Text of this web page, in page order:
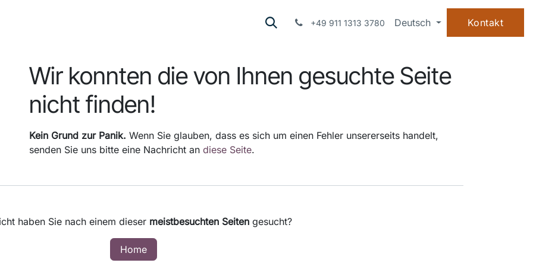
WISSEN ÜBER UNS
+49 911 1313 3780 Deutsch Kontakt
Fehler 404
Wir konnten die von Ihnen gesuchte Seite
nicht finden!
Kein Grund zur Panik. Wenn Sie glauben, dass es sich um einen Fehler unsererseits handelt,
senden Sie uns bitte eine Nachricht an diese Seite.
haben Sie nach einem dieser meistbesuchten Seiten gesucht?
Home